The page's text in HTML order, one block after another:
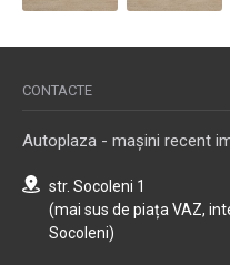
CONTACTE
Autoplaza - mașini recent
str. Socoleni 1
(mai sus de piața VAZ,
Socoleni)